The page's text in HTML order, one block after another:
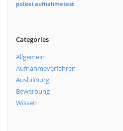
polizei aufnahmetest
Categories
Allgemein
Aufnahmeverfahren
Ausbildung
Bewerbung
Wissen